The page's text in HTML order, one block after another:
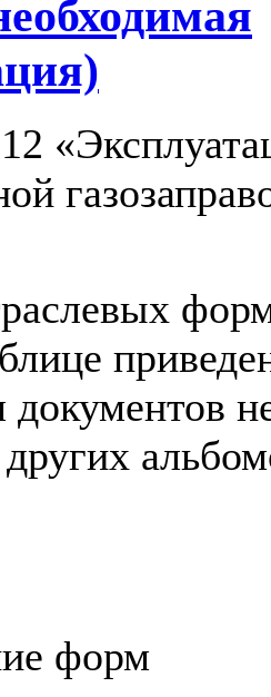
форм